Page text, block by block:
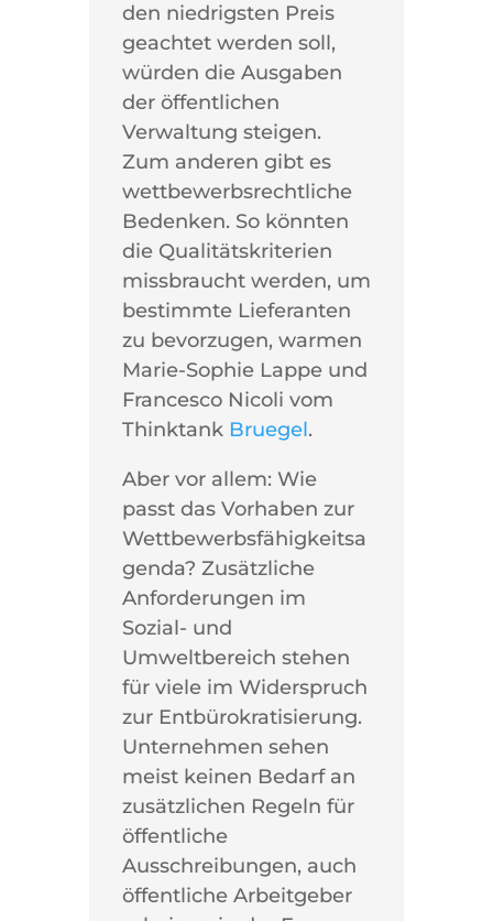
den niedrigsten Preis
geachtet werden soll,
würden die Ausgaben
der öffentlichen
Verwaltung steigen.
Zum anderen gibt es
wettbewerbsrechtliche
Bedenken. So könnten
die Qualitätskriterien
missbraucht werden, um
bestimmte Lieferanten
zu bevorzugen, warmen
Marie-Sophie Lappe und
Francesco Nicoli vom
Thinktank Bruegel.
Aber vor allem: Wie
passt das Vorhaben zur
Wettbewerbsfähigkeitsa
genda? Zusätzliche
Anforderungen im
Sozial- und
Umweltbereich stehen
für viele im Widerspruch
zur Entbürokratisierung.
Unternehmen sehen
meist keinen Bedarf an
zusätzlichen Regeln für
öffentliche
Ausschreibungen, auch
öffentliche Arbeitgeber